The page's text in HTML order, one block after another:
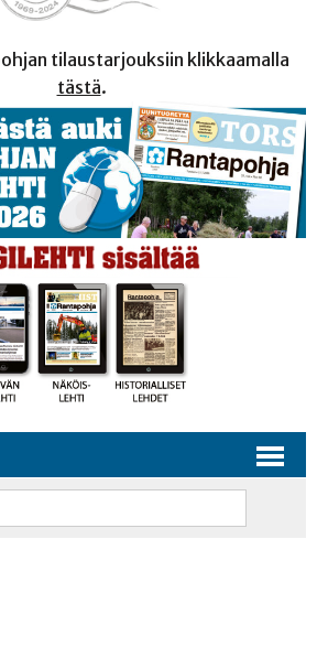
tilaustarjouksiin klikkaamalla
tästä.